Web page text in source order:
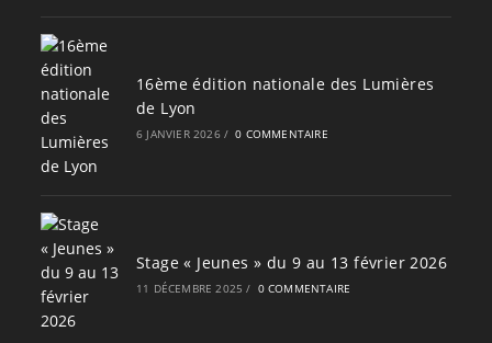
16ème édition nationale des Lumières
de Lyon
6 JANVIER 2026 / 0 COMMENTAIRE
Stage « Jeunes » du 9 au 13 février 2026
11 DÉCEMBRE 2025 / 0 COMMENTAIRE